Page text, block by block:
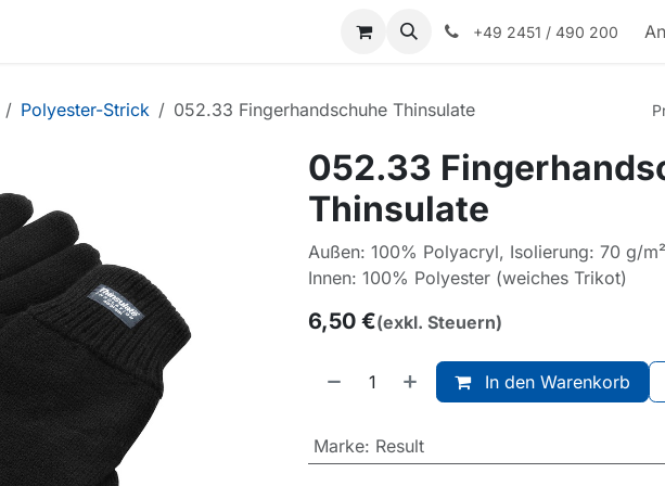
+49 2451 / 490 200
Polyester-Strick 052.33 Fingerhandschuhe Thinsulate
052.33
Thinsulate
Außen: 100% Polyacryl, Isolierung: 70 g/
Innen: 100% Polyester (weiches Trikot)
6,50 €(exkl. Steuern)
In den Warenkorb
Marke: Result